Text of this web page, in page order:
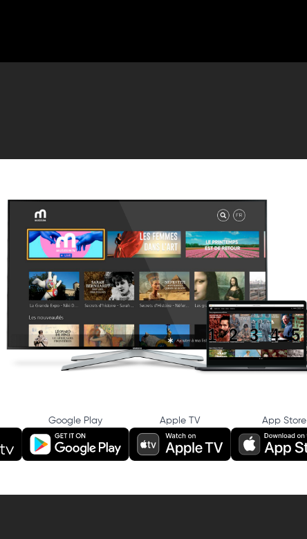
Google Play Apple TV App Store